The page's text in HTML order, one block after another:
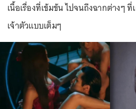
เนื้อเรื่องที่เข้มข้น ไปจนถึงฉากต่างๆ
เจ้าตัวแบบเต็มๆ